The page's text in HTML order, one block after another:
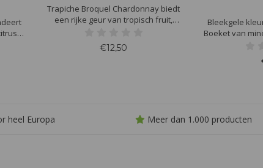
Trapiche Broquel Chardonnay biedt
een rijke geur van tropisch fruit,
mond romig en vol, met smaken van
boter en citrus. De lange afdronk is
€12,50
Bleekgele
Boeket van
citroen. Een
van banaan
heel Europa Meer dan 1.000 producten